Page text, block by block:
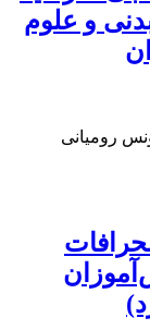
و علوم
رومیانی